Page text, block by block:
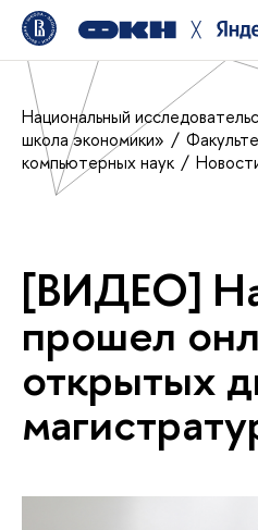
╳
Национальный
школа экономики»
компьютерных наук
[ВИДЕО]
прошел
открытых